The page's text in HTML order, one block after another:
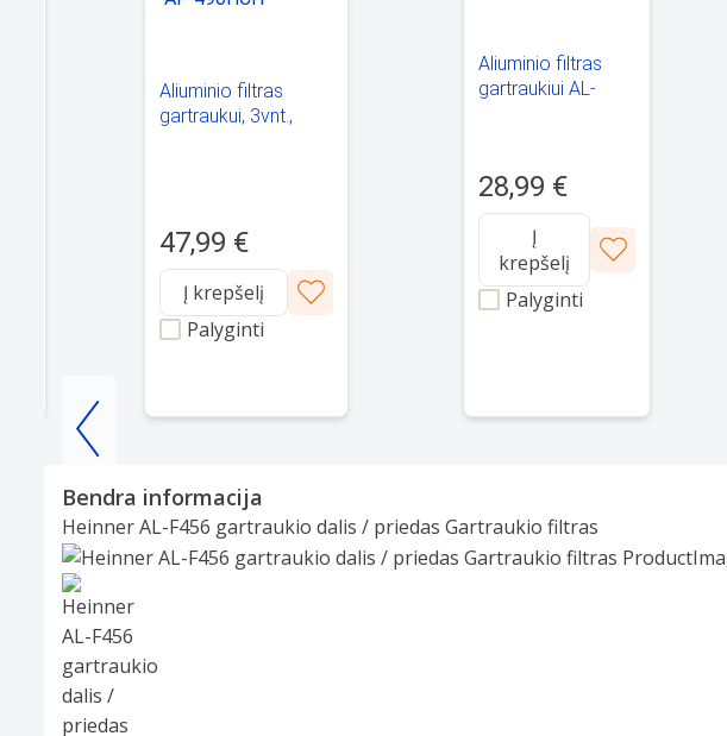
Aliuminio filtras
gartraukui, 3vnt.,
47,99 €
Į krepšelį
Palyginti
Aliuminio filtras
gartraukiui AL-
28,99 €
Į
krepšelį
Palyginti
Item
25
Bendra informacija
Heinner AL-F456 gartraukio dalis / priedas Gartraukio filtras
Slide 1 of 1